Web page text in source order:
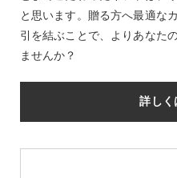
と思います。贈る方へ最適な
引を結ぶことで、よりあなた
ませんか？
詳しく